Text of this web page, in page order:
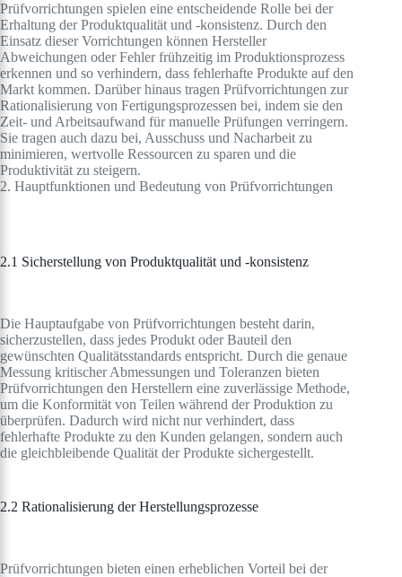
Prüfvorrichtungen spielen eine entscheidende Rolle bei der
Erhaltung der Produktqualität und -konsistenz. Durch den
Einsatz dieser Vorrichtungen können Hersteller
Abweichungen oder Fehler frühzeitig im Produktionsprozess
erkennen und so verhindern, dass fehlerhafte Produkte auf den
Markt kommen. Darüber hinaus tragen Prüfvorrichtungen zur
Rationalisierung von Fertigungsprozessen bei, indem sie den
Zeit- und Arbeitsaufwand für manuelle Prüfungen verringern.
Sie tragen auch dazu bei, Ausschuss und Nacharbeit zu
minimieren, wertvolle Ressourcen zu sparen und die
Produktivität zu steigern.
2. Hauptfunktionen und Bedeutung von Prüfvorrichtungen
2.1 Sicherstellung von Produktqualität und -konsistenz
Die Hauptaufgabe von Prüfvorrichtungen besteht darin,
sicherzustellen, dass jedes Produkt oder Bauteil den
gewünschten Qualitätsstandards entspricht. Durch die genaue
Messung kritischer Abmessungen und Toleranzen bieten
Prüfvorrichtungen den Herstellern eine zuverlässige Methode,
um die Konformität von Teilen während der Produktion zu
überprüfen. Dadurch wird nicht nur verhindert, dass
fehlerhafte Produkte zu den Kunden gelangen, sondern auch
die gleichbleibende Qualität der Produkte sichergestellt.
2.2 Rationalisierung der Herstellungsprozesse
Prüfvorrichtungen bieten einen erheblichen Vorteil bei der